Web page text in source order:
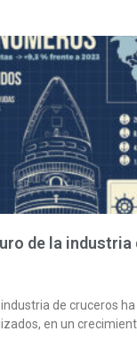
de la industria
industria de cruceros
en un